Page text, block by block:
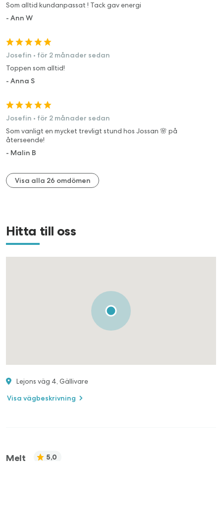
Som alltid kundanpassat ! Tack gav energi
- Ann W
Josefin • för 2 månader sedan
Toppen som alltid!
- Anna S
Josefin • för 2 månader sedan
Som vanligt en mycket trevligt stund hos Jossan 🌸 på
återseende!
- Malin B
Visa alla 26 omdömen
Hitta till oss
Lejons väg 4, Gällivare
Visa vägbeskrivning
Melt 5,0